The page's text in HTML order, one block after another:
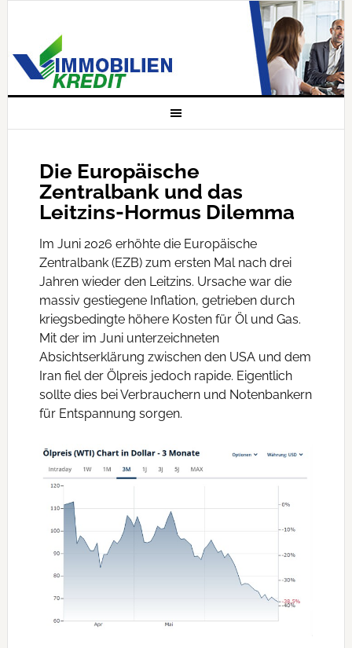
Die Europäische
Zentralbank und das
Leitzins-Hormus Dilemma
Im Juni 2026 erhöhte die Europäische
Zentralbank (EZB) zum ersten Mal nach drei
Jahren wieder den Leitzins. Ursache war die
massiv gestiegene Inflation, getrieben durch
kriegsbedingte höhere Kosten für Öl und Gas.
Mit der im Juni unterzeichneten
Absichtserklärung zwischen den USA und dem
Iran fiel der Ölpreis jedoch rapide. Eigentlich
sollte dies bei Verbrauchern und Notenbankern
für Entspannung sorgen.